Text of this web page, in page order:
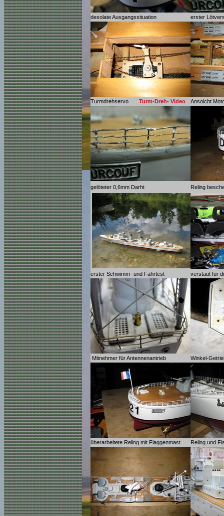
desolate Ausgangssituation erster
Turmdrehservo Turm-Dreh- Video Ansoicht
gelöteter 0,6mm Darht Reling
erster Schwimm- und Fahrtest verstaut für
Mitnehmer für Antennenantrieb Winkel-
überarbeitete Reling mit Flaggenmast Reling und